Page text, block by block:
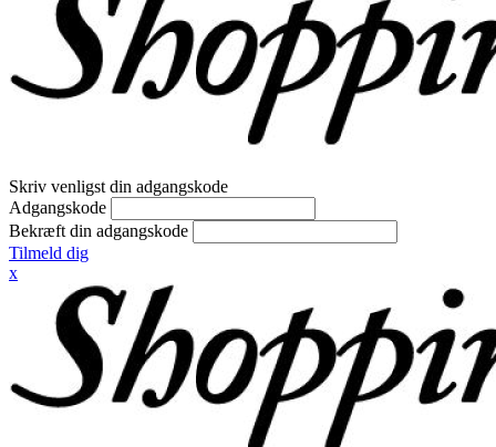
Skriv venligst din adgangskode
Adgangskode
Bekræft din adgangskode
Tilmeld dig
x